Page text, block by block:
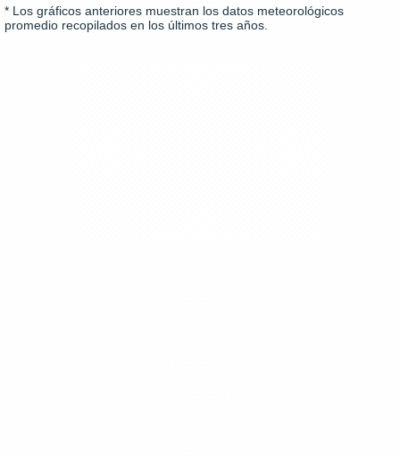
* Los gráficos anteriores muestran los datos meteorológicos
promedio recopilados en los últimos tres años.